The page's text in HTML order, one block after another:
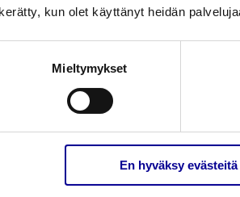
kun olet käyttänyt heidän
Mieltymykset
En hyväksy evästeitä